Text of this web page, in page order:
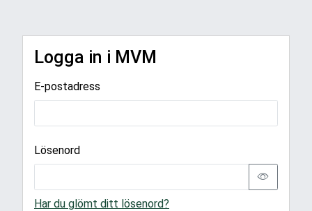
Logga in i MVM
E-postadress
Lösenord
Har du glömt ditt lösenord?